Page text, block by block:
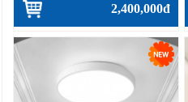
2,400,000đ